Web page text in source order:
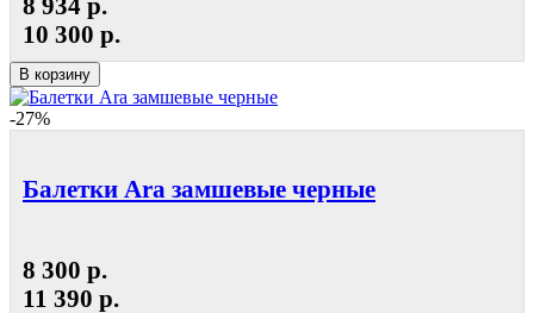
10 300 р.
В корзину
-27%
Балетки Ara замшевые черные
8 300 р.
11 390 р.